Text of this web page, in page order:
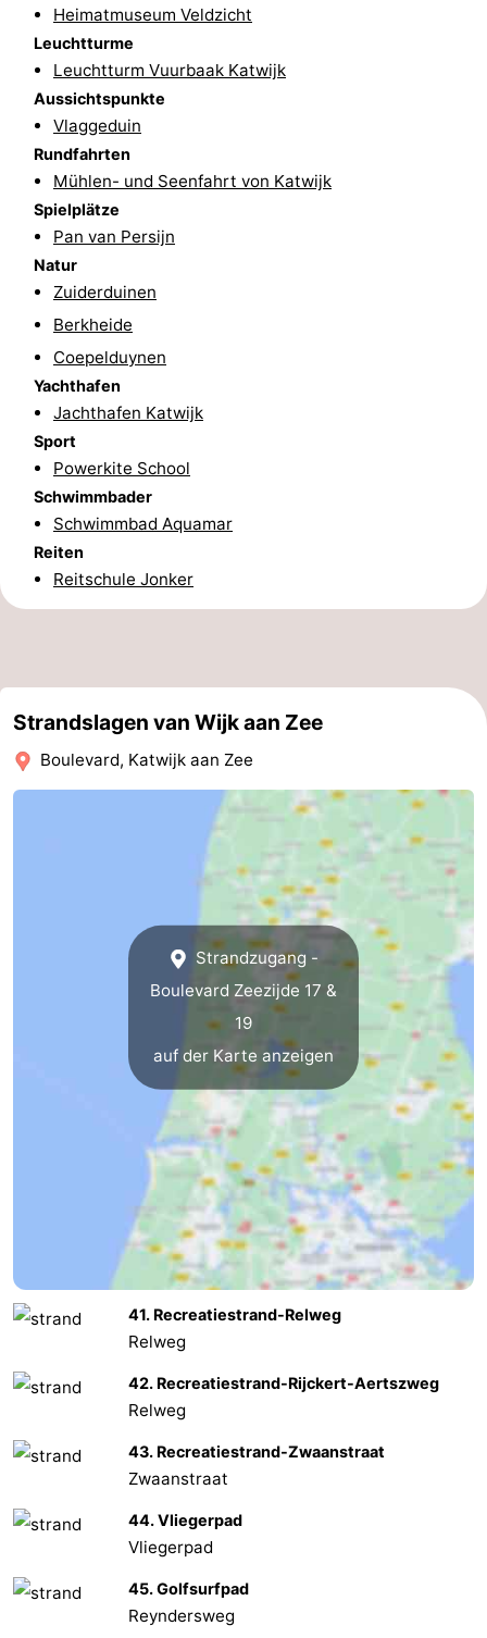
Natur
Hollands
Duin
Noordwijk
Katwijk
Scheveningen
Den
Rotterdam
Rockanje
Wetter
Kontakt
Heimatmuseum Veldzicht
Leuchtturme
Leuchtturm Vuurbaak Katwijk
Aussichtspunkte
Vlaggeduin
Rundfahrten
Mühlen- und Seenfahrt von Katwijk
Spielplätze
Pan van Persijn
Natur
Zuiderduinen
Berkheide
Coepelduynen
Yachthafen
Jachthafen Katwijk
Sport
Powerkite School
Schwimmbader
Schwimmbad Aquamar
Reiten
Reitschule Jonker
Strandslagen van Wijk aan Zee
Boulevard, Katwijk aan Zee
Strandzugang -
Boulevard Zeezijde 17 &
19
auf der Karte anzeigen
41. Recreatiestrand-Relweg
Relweg
42. Recreatiestrand-Rijckert-Aertszweg
Relweg
43. Recreatiestrand-Zwaanstraat
Zwaanstraat
44. Vliegerpad
Vliegerpad
45. Golfsurfpad
Reyndersweg